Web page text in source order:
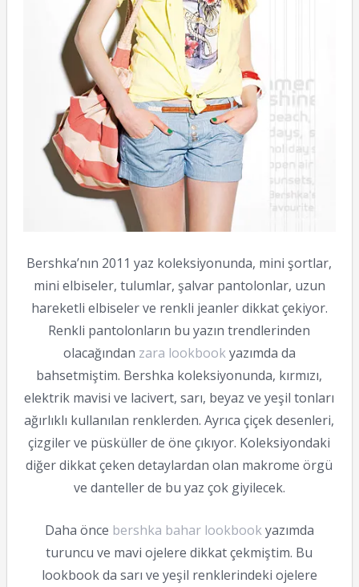
Bershka’nın 2011 yaz koleksiyonunda, mini şortlar,
mini elbiseler, tulumlar, şalvar pantolonlar, uzun
hareketli elbiseler ve renkli jeanler dikkat çekiyor.
Renkli pantolonların bu yazın trendlerinden
olacağından zara lookbookyazımda da
bahsetmiştim. Bershka koleksiyonunda, kırmızı,
elektrik mavisi ve lacivert, sarı, beyaz ve yeşil tonları
ağırlıklı kullanılan renklerden. Ayrıca çiçek desenleri,
çizgiler ve püsküller de öne çıkıyor. Koleksiyondaki
diğer dikkat çeken detaylardan olan makrome örgü
ve danteller de bu yaz çok giyilecek.
Daha önce bershka bahar lookbookyazımda
turuncu ve mavi ojelere dikkat çekmiştim. Bu
lookbook da sarı ve yeşil renklerindeki ojelere